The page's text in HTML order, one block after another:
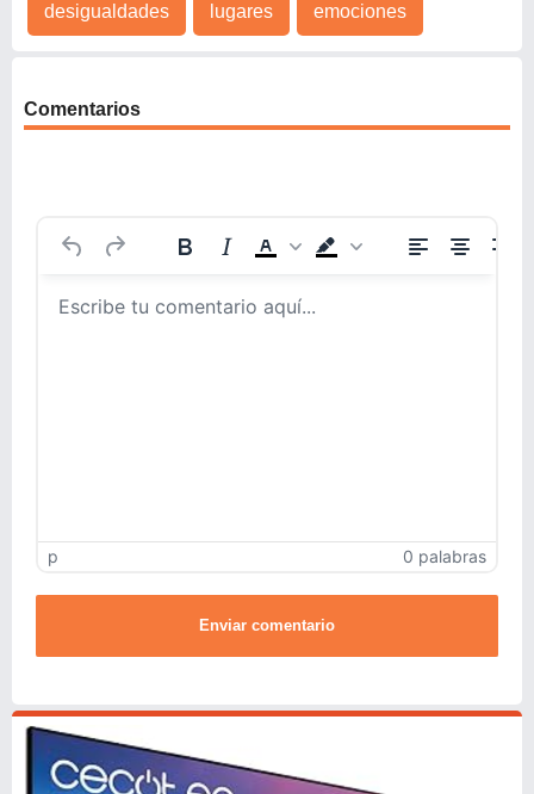
desigualdades lugares emociones
Comentarios
p 0 palabras
Enviar comentario